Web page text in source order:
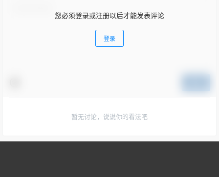
您必须登录或注册以后才能发表评论
登录
暂无讨论，说说你的看法吧